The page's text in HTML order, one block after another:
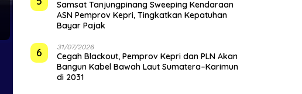
Samsat Tanjungpinang Sweeping Kendaraan
ASN Pemprov Kepri, Tingkatkan Kepatuhan
Bayar Pajak
6 31/07/2026
Cegah Blackout, Pemprov Kepri dan PLN Akan
Bangun Kabel Bawah Laut Sumatera–Karimun
di 2031